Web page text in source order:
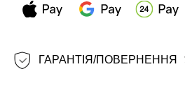
ГАРАНТІЯ/ПОВЕРНЕННЯ